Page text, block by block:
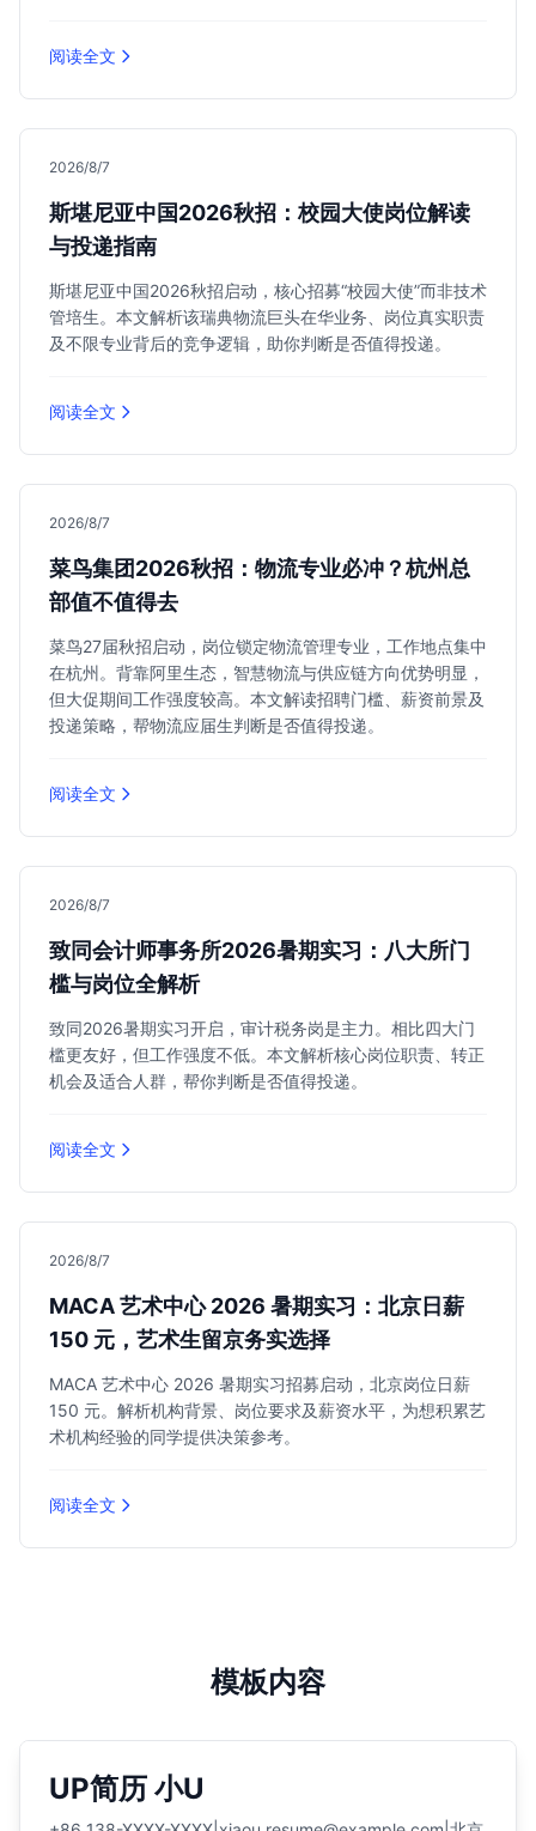
阅读全文
2026/8/7
斯堪尼亚中国2026秋招：校园大使岗位解读
与投递指南
斯堪尼亚中国2026秋招启动，核心招募“校园大使”而非技术
管培生。本文解析该瑞典物流巨头在华业务、岗位真实职责
及不限专业背后的竞争逻辑，助你判断是否值得投递。
阅读全文
2026/8/7
菜鸟集团2026秋招：物流专业必冲？杭州总
部值不值得去
菜鸟27届秋招启动，岗位锁定物流管理专业，工作地点集中
在杭州。背靠阿里生态，智慧物流与供应链方向优势明显，
但大促期间工作强度较高。本文解读招聘门槛、薪资前景及
投递策略，帮物流应届生判断是否值得投递。
阅读全文
2026/8/7
致同会计师事务所2026暑期实习：八大所门
槛与岗位全解析
致同2026暑期实习开启，审计税务岗是主力。相比四大门
槛更友好，但工作强度不低。本文解析核心岗位职责、转正
机会及适合人群，帮你判断是否值得投递。
阅读全文
2026/8/7
MACA 艺术中心 2026 暑期实习：北京日薪
150 元，艺术生留京务实选择
MACA 艺术中心 2026 暑期实习招募启动，北京岗位日薪
150 元。解析机构背景、岗位要求及薪资水平，为想积累艺
术机构经验的同学提供决策参考。
阅读全文
模板内容
UP简历 小U